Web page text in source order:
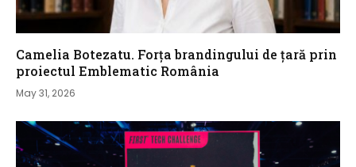
Camelia Botezatu. Forța brandingului de țară prin
proiectul Emblematic România
May 31, 2026